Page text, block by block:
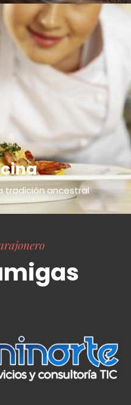
tradición ancestral